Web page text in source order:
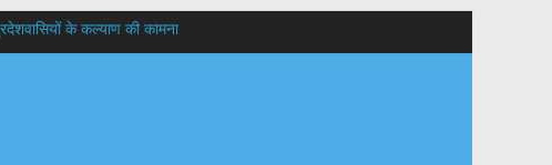
के कल्याण की कामना